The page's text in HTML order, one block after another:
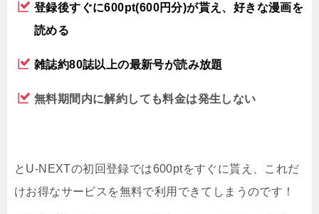
登録後すぐに600pt(600円分)が貰え、好きな漫画を
読める
雑誌約80誌以上の最新号が読み放題
無料期間内に解約しても料金は発生しない
とU-NEXTの初回登録では600ptをすぐに貰え、これだ
けお得なサービスを無料で利用できてしまうのです！